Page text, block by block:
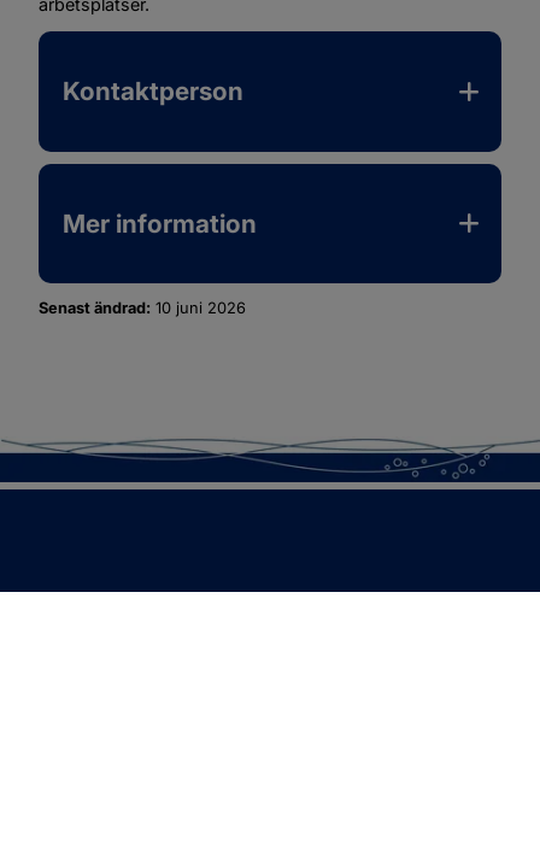
Kontaktperson
Mer information
Senast ändrad: 10 juni 2026